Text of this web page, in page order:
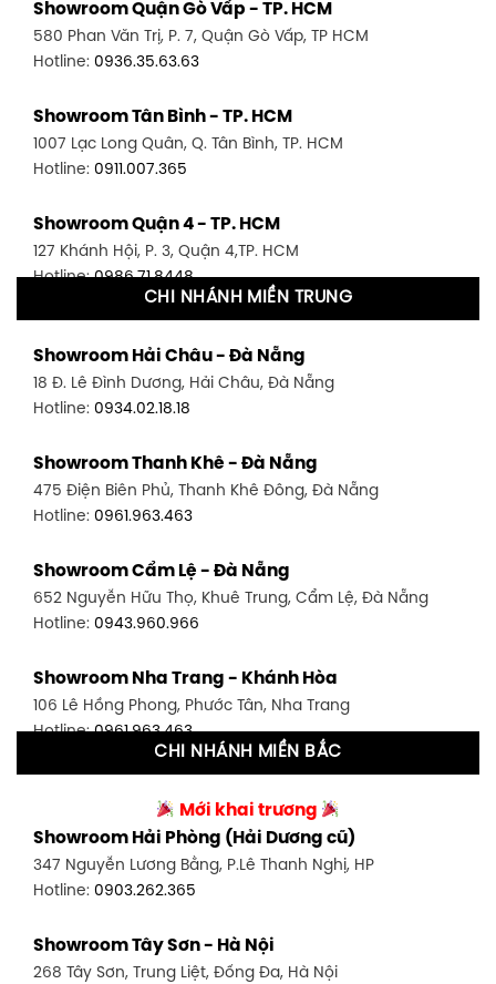
Showroom Quận Gò Vấp - TP. HCM
580 Phan Văn Trị, P. 7, Quận Gò Vấp, TP HCM
Hotline: 0936.35.63.63
Showroom Tân Bình - TP. HCM
1007 Lạc Long Quân, Q. Tân Bình, TP. HCM
Hotline: 0911.007.365
Showroom Quận 4 - TP. HCM
127 Khánh Hội, P. 3, Quận 4,TP. HCM
Hotline:0986.71.8448
1411 Đường 3/2, P. 16, Quận 11, TP. HCM
Hotline:0906.256.759
1448 Huỳnh Tấn Phát, Phú Thuận, Quận 7, TP HCM
Hotline:0946.480.580
348 Đ. Bạch Đằng, P. 14, Bình Thạnh, TP HCM
Hotline:0902.716.230
591 Hoàng Văn Thụ, P. 4, Tân Bình, TP HCM
Hotline:0906.256.759
Showroom Tân Bình 2 - TP. HCM
0986.71.8448
Showroom Thuận An - Bình Dương
66 đường DT743, An Phú, Thuận An, Bình Dương
Showroom Biên Hòa - Đồng Nai
CHI NHÁNH MIỀN TRUNG
Showroom Hải Châu - Đà Nẵng
18 Đ. Lê Đình Dương, Hải Châu, Đà Nẵng
Hotline: 0934.02.18.18
Showroom Thanh Khê - Đà Nẵng
475 Điện Biên Phủ, Thanh Khê Đông, Đà Nẵng
Hotline: 0961.963.463
Showroom Cẩm Lệ - Đà Nẵng
652 Nguyễn Hữu Thọ, Khuê Trung, Cẩm Lệ, Đà Nẵng
Hotline: 0943.960.966
Showroom Nha Trang - Khánh Hòa
106 Lê Hồng Phong, Phước Tân, Nha Trang
Hotline:0961.963.463
27-29 Nguyễn Sỹ Sách, Hưng Bình, TP Vinh, Nghệ An
Hotline:0943.960.966
Showroom Buôn Ma Thuột
Hotline:0934.02.18.18
CHI NHÁNH MIỀN BẮC
Mới khai trương
Showroom Hải Phòng (Hải Dương cũ)
347 Nguyễn Lương Bằng, P.Lê Thanh Nghị, HP
Hotline: 0903.262.365
Showroom Tây Sơn - Hà Nội
268 Tây Sơn, Trung Liệt, Đống Đa, Hà Nội